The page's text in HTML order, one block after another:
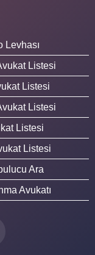
Levhası
Listesi
Listesi
Listesi
Listesi
Listesi
Ara
Avukatı